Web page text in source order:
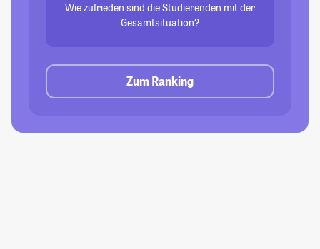
Wie zufrieden sind die Studierenden mit der
Gesamtsituation?
Zum Ranking